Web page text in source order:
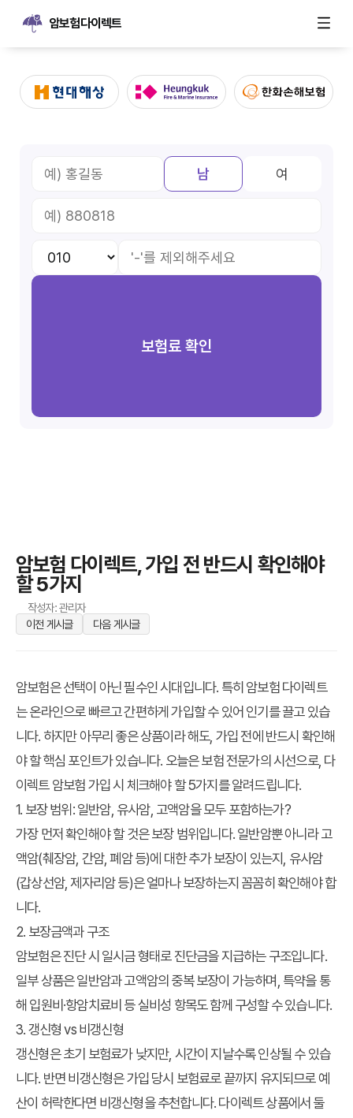
암보험다이렉트
남 여
보험료 확인
암보험 다이렉트, 가입 전 반드시 확인해야
할 5가지
작성자: 관리자
이전 게시글
다음 게시글
암보험은 선택이 아닌 필수인 시대입니다. 특히 암보험 다이렉트
는 온라인으로 빠르고 간편하게 가입할 수 있어 인기를 끌고 있습
니다. 하지만 아무리 좋은 상품이라 해도, 가입 전에 반드시 확인해
야 할 핵심 포인트가 있습니다. 오늘은 보험 전문가의 시선으로, 다
이렉트 암보험 가입 시 체크해야 할 5가지를 알려드립니다.
1. 보장 범위: 일반암, 유사암, 고액암을 모두 포함하는가?
가장 먼저 확인해야 할 것은보장 범위입니다. 일반암뿐 아니라고
액암(췌장암, 간암, 폐암 등)에 대한 추가 보장이 있는지, 유사암
(갑상선암, 제자리암 등)은 얼마나 보장하는지 꼼꼼히 확인해야 합
니다.
2. 보장금액과 구조
암보험은 진단 시 일시금 형태로 진단금을 지급하는 구조입니다.
일부 상품은 일반암과 고액암의 중복 보장이 가능하며, 특약을 통
해 입원비·항암치료비 등 실비성 항목도 함께 구성할 수 있습니다.
3. 갱신형 vs 비갱신형
갱신형은 초기 보험료가 낮지만, 시간이 지날수록 인상될 수 있습
니다. 반면비갱신형은 가입 당시 보험료로 끝까지 유지되므로 예
산이 허락한다면 비갱신형을 추천합니다. 다이렉트 상품에서 둘